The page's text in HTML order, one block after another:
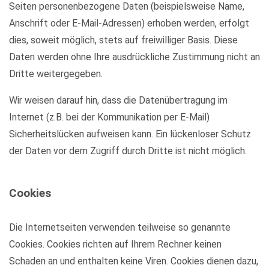
Seiten personenbezogene Daten (beispielsweise Name,
Anschrift oder E-Mail-Adressen) erhoben werden, erfolgt
dies, soweit möglich, stets auf freiwilliger Basis. Diese
Daten werden ohne Ihre ausdrückliche Zustimmung nicht an
Dritte weitergegeben.
Wir weisen darauf hin, dass die Datenübertragung im
Internet (z.B. bei der Kommunikation per E-Mail)
Sicherheitslücken aufweisen kann. Ein lückenloser Schutz
der Daten vor dem Zugriff durch Dritte ist nicht möglich.
Cookies
Die Internetseiten verwenden teilweise so genannte
Cookies. Cookies richten auf Ihrem Rechner keinen
Schaden an und enthalten keine Viren. Cookies dienen dazu,